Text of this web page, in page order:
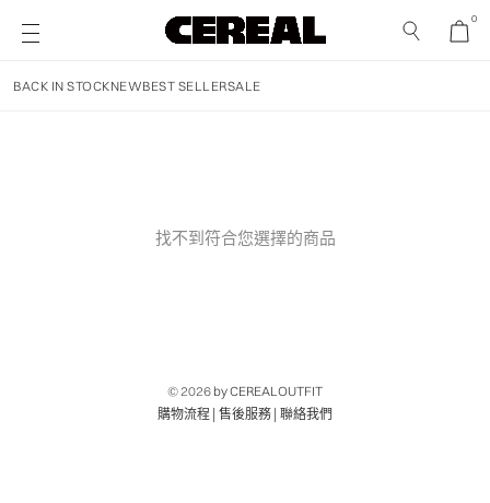
0
BACK IN STOCKNEWBEST SELLERSALE
找不到符合您選擇的商品
© 2026 by CEREALOUTFIT
購物流程 | 售後服務 | 聯絡我們